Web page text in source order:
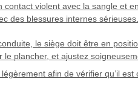
violent avec la sangle et
des blessures internes sérieuses.
le siège doit être en
plancher, et ajustez
afin de vérifier qu’il est